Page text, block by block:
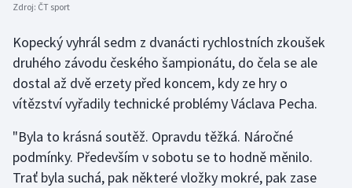
Krasobruslení
Lezení
Lyže a snowboard
Moderní pětiboj
Zdroj: ČT sport
Kopecký vyhrál sedm z dvanácti rychlostních zkoušek
druhého závodu českého šampionátu, do čela se ale
dostal až dvě erzety před koncem, kdy ze hry o
vítězství vyřadily technické problémy Václava Pecha.
"Byla to krásná soutěž. Opravdu těžká. Náročné
podmínky. Především v sobotu se to hodně měnilo.
Trať byla suchá, pak některé vložky mokré, pak zase